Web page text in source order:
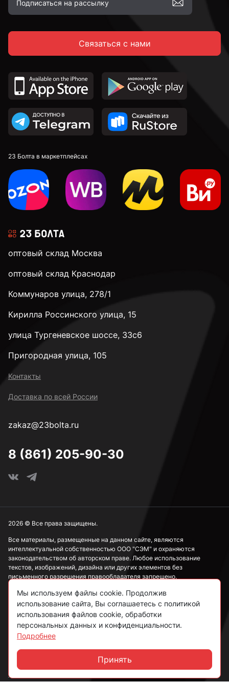
М5
М8
Связаться с нами
23 Болта в маркетплейсах
оптовый склад Москва
оптовый склад Краснодар
Коммунаров улица, 278/1
Кирилла Россинского улица, 15
улица Тургеневское шоссе, 33с6
Пригородная улица, 105
Контакты
Доставка по всей России
zakaz@23bolta.ru
8 (861) 205-90-30
Все материалы, размещенные на данном сайте, являются
интеллектуальной собственностью ООО "СЭМ" и охраняются
законодательством об авторском праве. Любое использование
текстов, изображений, дизайна или других элементов без
письменного разрешения правообладателя запрещено.
Информация, представленная на сайте, носит исключительно
ознакомительный характер и не может рассматриваться как
публичная оферта в соответствии со ст. 437 ГК РФ.
Политика конфиденциальности
Согласие на обработку данных
Пользовательское соглашение
2026 © Все права защищены.
Мы используем файлы cookie. Продолжив
использование сайта, Вы соглашаетесь с политикой
использования файлов cookie, обработки
персональных данных и конфиденциальности.
Подробнее
Принять
Чат